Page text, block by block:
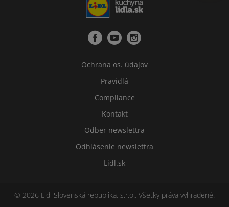
Ochrana os. údajov
Pravidlá
Compliance
Kontakt
Odber newslettra
Odhlásenie newslettra
Lidl.sk
© 2026 Lidl Slovenská republika, s.r.o., Všetky práva vyhradené.